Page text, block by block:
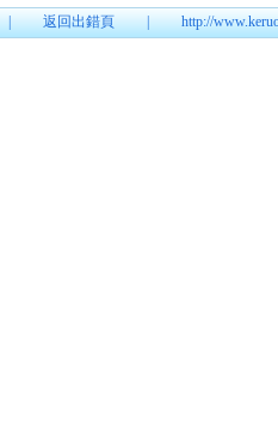
返回出錯頁|http://